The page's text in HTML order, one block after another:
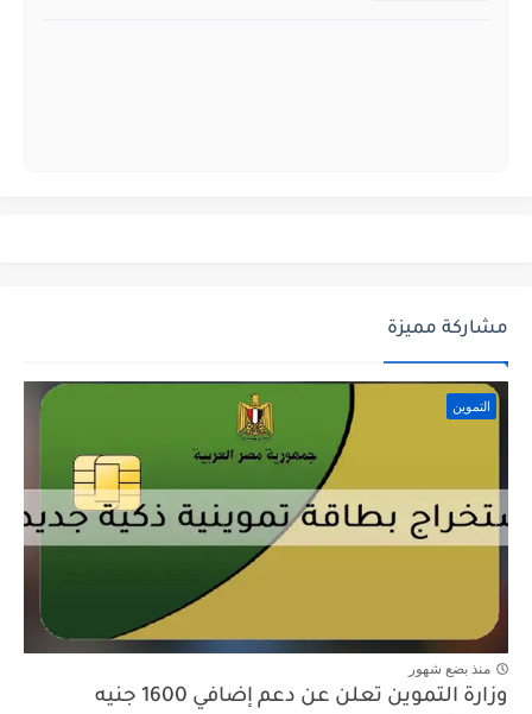
مشاركة مميزة
التموين
منذ بضع شهور
وزارة التموين تعلن عن دعم إضافي 1600 جنيه